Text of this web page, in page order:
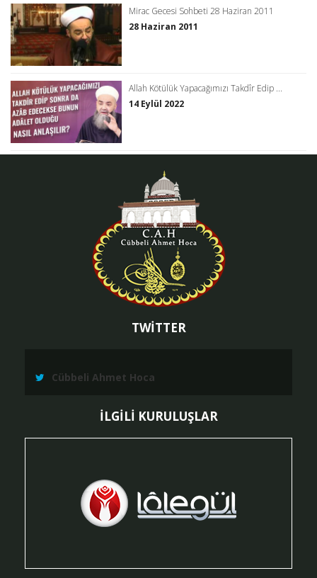
Mirac Gecesi Sohbeti 28 Haziran 2011
28 Haziran 2011
Allah Kötülük Yapacağımızı Takdîr Edip ...
14 Eylül 2022
TWİTTER
Cübbeli Ahmet Hoca
İLGİLİ KURULUŞLAR